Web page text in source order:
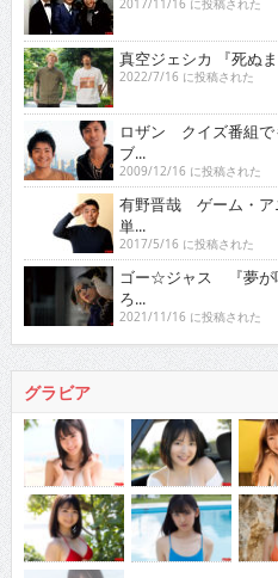
2017/11/16 に投稿された
真空ジェシカ 『死ぬ
2022/7/16 に投稿された
ロザン クイズ番組で
ブ...
2009/12/16 に投稿された
有野晋哉 ゲーム・ア
単...
2017/5/16 に投稿された
ゴー☆ジャス 『夢が
ろ...
2021/11/16 に投稿された
グラビア